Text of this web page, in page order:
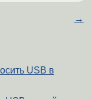
→
USB в